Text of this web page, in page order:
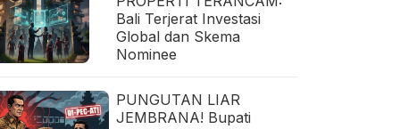
Bali Terjerat Investasi
Global dan Skema
Nominee
PUNGUTAN LIAR
JEMBRANA! Bupati